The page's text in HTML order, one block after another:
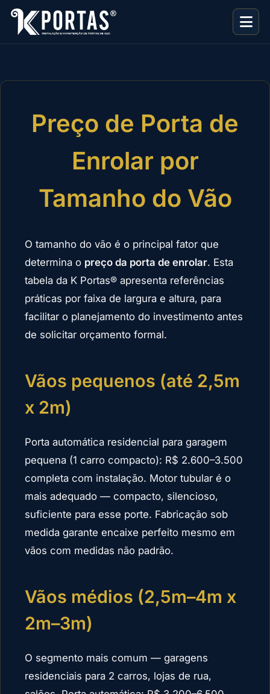
Preço de Porta de
Enrolar por
Tamanho do Vão
O tamanho do vão é o principal fator que
determina o preço da porta de enrolar. Esta
tabela da K Portas® apresenta referências
práticas por faixa de largura e altura, para
facilitar o planejamento do investimento antes
de solicitar orçamento formal.
Vãos pequenos (até 2,5m
x 2m)
Porta automática residencial para garagem
pequena (1 carro compacto): R$ 2.600–3.500
completa com instalação. Motor tubular é o
mais adequado — compacto, silencioso,
suficiente para esse porte. Fabricação sob
medida garante encaixe perfeito mesmo em
vãos com medidas não padrão.
Vãos médios (2,5m–4m x
2m–3m)
O segmento mais comum — garagens
residenciais para 2 carros, lojas de rua,